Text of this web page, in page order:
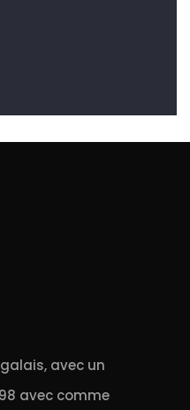
avec un
avec comme